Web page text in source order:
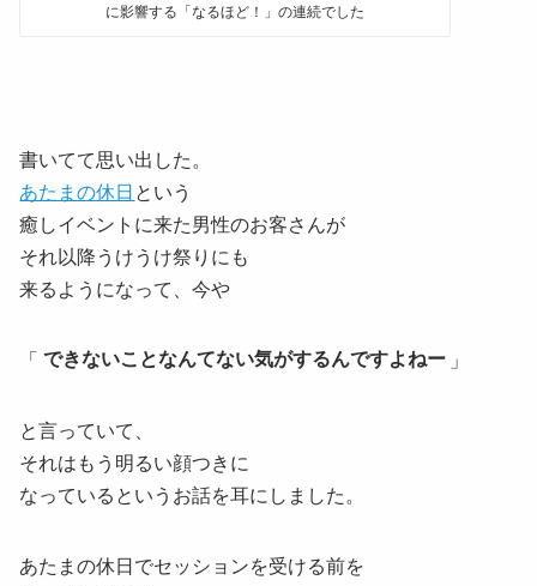
に影響する「なるほど！」の連続でした
書いてて思い出した。
あたまの休日 という
癒しイベントに来た男性のお客さんが
それ以降うけうけ祭りにも
来るようになって、今や
「 できないことなんてない気がするんですよねー 」
と言っていて、
それはもう明るい顔つきに
なっているというお話を耳にしました。
あたまの休日でセッションを受ける前を